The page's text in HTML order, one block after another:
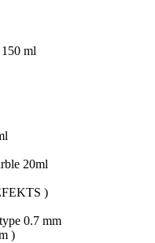
ml
20ml
)
0.7 mm
)